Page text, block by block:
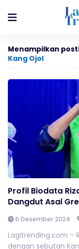
Menampilkan
Kang Ojol
Profil Biodata
Dangdut Asal
6 Desember 2024
Lagitrending.com –
dengan sebutan